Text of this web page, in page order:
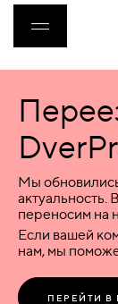
ДВЕРИ
ВОРОТА
Мы
переносим на
Если вашей
нам, мы
ПЕРЕЙТИ В